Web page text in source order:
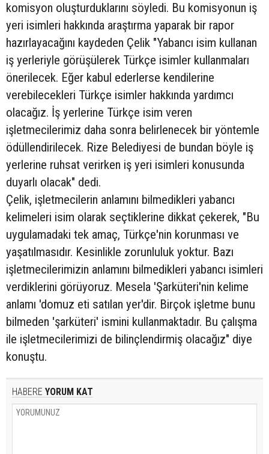
komisyon oluşturduklarını söyledi. Bu komisyonun iş
yeri isimleri hakkında araştırma yaparak bir rapor
hazırlayacağını kaydeden Çelik "Yabancı isim kullanan
iş yerleriyle görüşülerek Türkçe isimler kullanmaları
önerilecek. Eğer kabul ederlerse kendilerine
verebilecekleri Türkçe isimler hakkında yardımcı
olacağız. İş yerlerine Türkçe isim veren
işletmecilerimiz daha sonra belirlenecek bir yöntemle
ödüllendirilecek. Rize Belediyesi de bundan böyle iş
yerlerine ruhsat verirken iş yeri isimleri konusunda
duyarlı olacak" dedi.
Çelik, işletmecilerin anlamını bilmedikleri yabancı
kelimeleri isim olarak seçtiklerine dikkat çekerek, "Bu
uygulamadaki tek amaç, Türkçe'nin korunması ve
yaşatılmasıdır. Kesinlikle zorunluluk yoktur. Bazı
işletmecilerimizin anlamını bilmedikleri yabancı isimleri
verdiklerini görüyoruz. Mesela 'Şarküteri'nin kelime
anlamı 'domuz eti satılan yer'dir. Birçok işletme bunu
bilmeden 'şarküteri' ismini kullanmaktadır. Bu çalışma
ile işletmecilerimizi de bilinçlendirmiş olacağız" diye
konuştu.
HABERE YORUM KAT